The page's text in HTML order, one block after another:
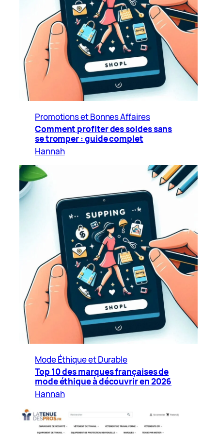
Promotions et Bonnes Affaires
Comment profiter des soldes sans
se tromper : guide complet
Hannah
Mode Éthique et Durable
Top 10 des marques françaises de
mode éthique à découvrir en 2026
Hannah